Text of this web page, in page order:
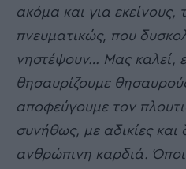
ακόμα και για εκείνους,
πνευματικώς, που
νηστέψουν… Μας καλεί,
θησαυρίζουμε
αποφεύγουμε τον
συνήθως, με αδικίες και
ανθρώπινη καρδιά.